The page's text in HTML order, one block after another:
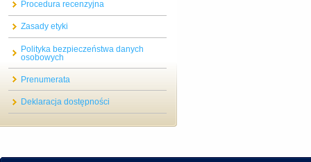
Procedura recenzyjna
Zasady etyki
Polityka bezpieczeństwa danych
osobowych
Prenumerata
Deklaracja dostępności